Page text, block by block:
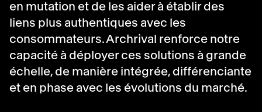
en mutation et de les aider à établir des
liens plus authentiques avec les
consommateurs. Archrival renforce notre
capacité à déployer ces solutions à grande
échelle, de manière intégrée, différenciante
et en phase avec les évolutions du marché.